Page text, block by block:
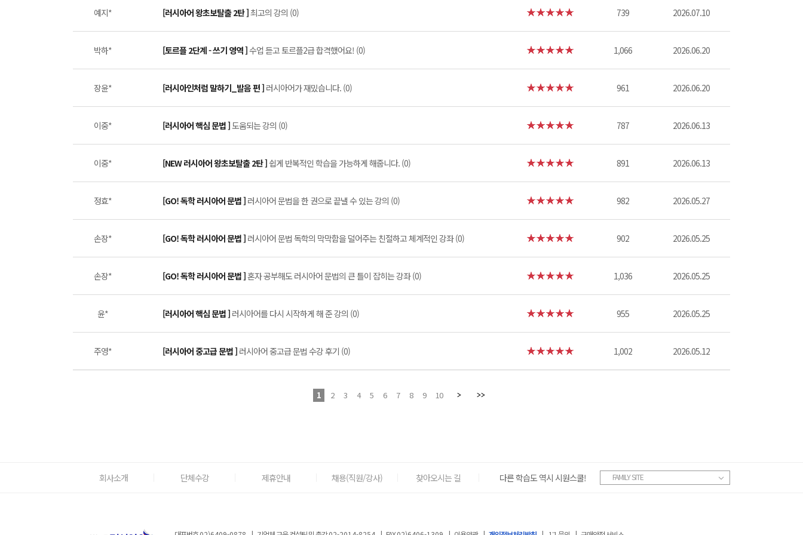
예지* [러시아어 왕초보탈출 2탄 ]최고의 강의 (0) 739 2026.07.10
박하* [토르플 2단계 - 쓰기 영역 ]수업 듣고 토르플2급 합격했어요! (0) 1,066 2026.06.20
장윤* [러시아인처럼 말하기_발음 편 ] 러시아어가 재밌습니다. (0) 961 2026.06.20
이중* [러시아어 핵심 문법 ]도움되는 강의 (0) 787 2026.06.13
이중* [NEW 러시아어 왕초보탈출 2탄 ] 쉽게 반복적인 학습을 가능하게 해줍니다. (0) 891 2026.06.13
정효* [GO! 독학 러시아어 문법 ] 러시아어 문법을 한 권으로 끝낼 수 있는 강의 (0) 982 2026.05.27
손장* [GO! 독학 러시아어 문법 ] 러시아어 문법 독학의 막막함을 덜어주는 친절하고 체계적인 강좌 (0) 902 2026.05.25
손장* [GO! 독학 러시아어 문법 ]혼자 공부해도 러시아어 문법의 큰 틀이 잡히는 강좌 (0) 1,036 2026.05.25
윤* [러시아어 핵심 문법 ] 러시아어를 다시 시작하게 해 준 강의 (0) 955 2026.05.25
주영* [러시아어 중고급 문법 ] 러시아어 중고급 문법 수강 후기 (0) 1,002 2026.05.12
1 2 3 4 5 6 7 8 9 10
회사소개 단체수강 제휴안내 채용(직원/강사) 찾아오시는 길 다른 학습도 역시 시원스쿨! FAMILY SITE